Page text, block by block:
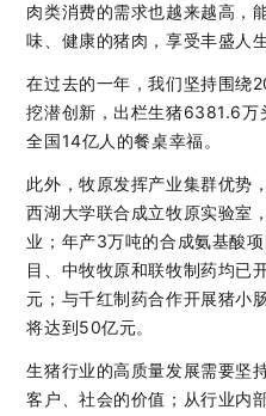
肉类消费的需求也越来越高，
味、健康的猪肉，享受丰盛人
在过去的一年，我们坚持围绕
挖潜创新，出栏生猪6381.6
全国14亿人的餐桌幸福。
此外，牧原发挥产业集群优势
西湖大学联合成立牧原实验室
业；年产3万吨的合成氨基酸
目、中牧牧原和联牧制药均已
元；与千红制药合作开展猪小
将达到50亿元。
生猪行业的高质量发展需要坚
客户、社会的价值；从行业内